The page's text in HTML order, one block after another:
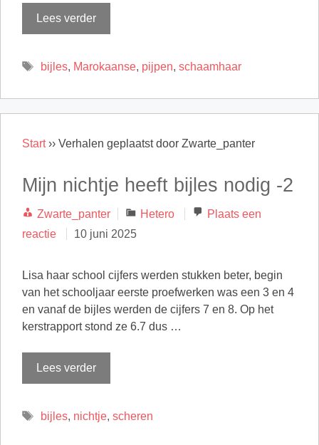
Lees verder
Tags
bijles, Marokaanse, pijpen, schaamhaar
Start›› Verhalen geplaatst door Zwarte_panter
Mijn nichtje heeft bijles nodig -2
Zwarte_panter Categorieën
Hetero
Plaats een
reactie
10 juni 2025
Lisa haar school cijfers werden stukken beter, begin
van het schooljaar eerste proefwerken was een 3 en 4
en vanaf de bijles werden de cijfers 7 en 8. Op het
kerstrapport stond ze 6.7 dus …
Lees verder
Tags
bijles, nichtje, scheren